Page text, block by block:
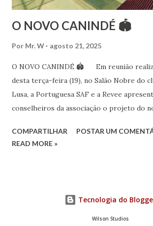
O NOVO CANINDÉ 🏟
Por Mr. W agosto 21, 2025
O NOVO CANINDÉ 🏟 Em reunião
desta terça-feira (19), no Salão Nobre do
Lusa, a Portuguesa SAF e a Revee
conselheiros da associação o projeto do
complexo, que englobará clube social,
SAF, André Berenguer, e os vice-
(marketing), Marcus Mingoni (financeiro),
COMPARTILHAR
POSTAR UM
READ MORE »
Tecnologia do
Wilson Studios